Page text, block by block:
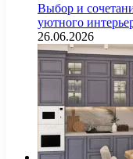
Выбор и
уютного
26.06.2026